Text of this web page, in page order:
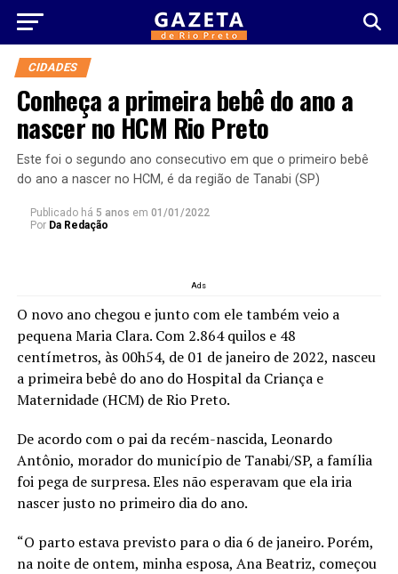
CIDADES
Conheça a primeira bebê do ano a
nascer no HCM Rio Preto
Este foi o segundo ano consecutivo em que o primeiro bebê
do ano a nascer no HCM, é da região de Tanabi (SP)
Publicado há 5 anos em 01/01/2022
Por Da Redação
Ads
O novo ano chegou e junto com ele também veio a
pequena Maria Clara. Com 2.864 quilos e 48
centímetros, às 00h54, de 01 de janeiro de 2022, nasceu
a primeira bebê do ano do Hospital da Criança e
Maternidade (HCM) de Rio Preto.
De acordo com o pai da recém-nascida, Leonardo
Antônio, morador do município de Tanabi/SP, a família
foi pega de surpresa. Eles não esperavam que ela iria
nascer justo no primeiro dia do ano.
“O parto estava previsto para o dia 6 de janeiro. Porém,
na noite de ontem, minha esposa, Ana Beatriz, começou